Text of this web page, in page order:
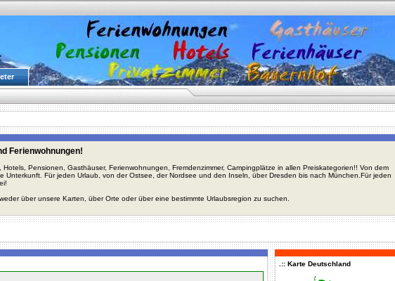
Ferienwohnungen!
Pensionen, Gasthäuser, Ferienwohnungen, Fremdenzimmer, Campingplätze in allen Preiskategorien!! Von dem
Unterkunft. Für jeden Urlaub, von der Ostsee, der Nordsee und den Inseln, über Dresden bis nach München.Für jeden
über unsere Karten, über Orte oder über eine bestimmte Urlaubsregion zu suchen.
.:: Karte Deutschland